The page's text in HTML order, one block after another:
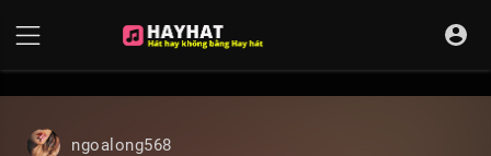
ngoalong568